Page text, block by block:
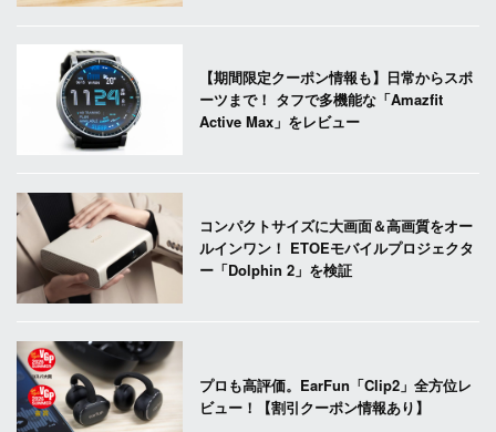
【期間限定クーポン情報も】日常からスポ
ーツまで！ タフで多機能な「Amazfit
Active Max」をレビュー
コンパクトサイズに大画面＆高画質をオー
ルインワン！ ETOEモバイルプロジェクタ
ー「Dolphin 2」を検証
プロも高評価。EarFun「Clip2」全方位レ
ビュー！【割引クーポン情報あり】